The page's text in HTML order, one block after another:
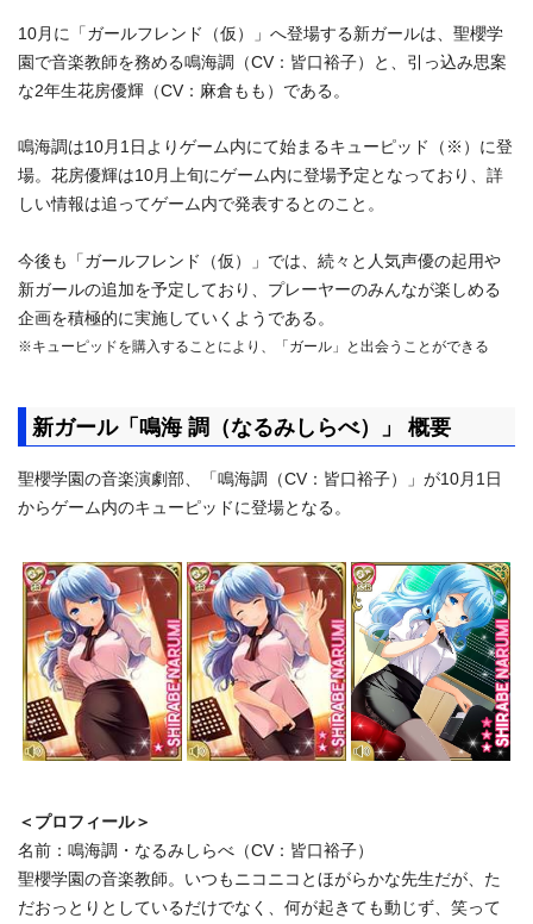
10月に「ガールフレンド（仮）」 へ登場する新ガールは、聖櫻学
園で音楽教師を務める鳴海調（CV：皆口裕子）と、引っ込み思案
な2年生花房優輝（CV： 麻倉もも）である。
鳴海調は10月1日よりゲーム内にて始まるキューピッド（※） に登
場。 花房優輝は10月上旬にゲーム内に登場予定となっており、 詳
しい情報は追ってゲーム内で発表するとのこと。
今後も「ガールフレンド（仮）」では、 続々と人気声優の起用や
新ガールの追加を予定しており、 プレーヤーのみんなが楽しめる
企画を積極的に実施していくようである。
※キューピッドを購入することにより、「ガール」 と出会うことができる
新ガール「鳴海 調（なるみしらべ）」 概要
聖櫻学園の音楽演劇部、「鳴海調（CV：皆口裕子）」 が10月1日
からゲーム内のキューピッドに登場となる。
＜プロフィール＞
名前：鳴海調・なるみしらべ（CV：皆口裕子）
聖櫻学園の音楽教師。いつもニコニコとほがらかな先生だが、 た
だおっとりとしているだけでなく、何が起きても動じず、 笑って